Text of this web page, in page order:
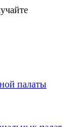
палаты